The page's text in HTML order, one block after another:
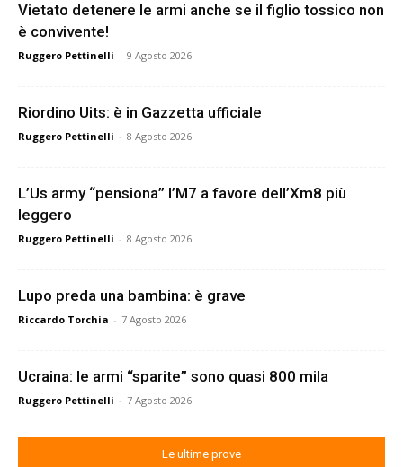
Vietato detenere le armi anche se il figlio tossico non
è convivente!
Ruggero Pettinelli - 9 Agosto 2026
Riordino Uits: è in Gazzetta ufficiale
Ruggero Pettinelli - 8 Agosto 2026
L’Us army “pensiona” l’M7 a favore dell’Xm8 più
leggero
Ruggero Pettinelli - 8 Agosto 2026
Lupo preda una bambina: è grave
Riccardo Torchia - 7 Agosto 2026
Ucraina: le armi “sparite” sono quasi 800 mila
Ruggero Pettinelli - 7 Agosto 2026
Le ultime prove